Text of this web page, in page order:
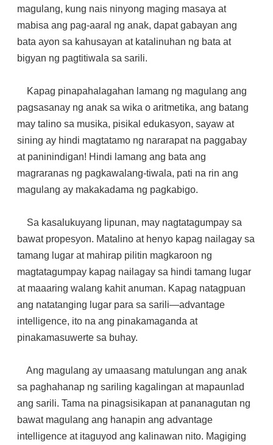
magulang, kung nais ninyong maging masaya at
mabisa ang pag-aaral ng anak, dapat gabayan ang
bata ayon sa kahusayan at katalinuhan ng bata at
bigyan ng pagtitiwala sa sarili.
Kapag pinapahalagahan lamang ng magulang ang
pagsasanay ng anak sa wika o aritmetika, ang batang
may talino sa musika, pisikal edukasyon, sayaw at
sining ay hindi magtatamo ng nararapat na paggabay
at paninindigan! Hindi lamang ang bata ang
magraranas ng pagkawalang-tiwala, pati na rin ang
magulang ay makakadama ng pagkabigo.
Sa kasalukuyang lipunan, may nagtatagumpay sa
bawat propesyon. Matalino at henyo kapag nailagay sa
tamang lugar at mahirap pilitin magkaroon ng
magtatagumpay kapag nailagay sa hindi tamang lugar
at maaaring walang kahit anuman. Kapag natagpuan
ang natatanging lugar para sa sarili—advantage
intelligence, ito na ang pinakamaganda at
pinakamasuwerte sa buhay.
Ang magulang ay umaasang matulungan ang anak
sa paghahanap ng sariling kagalingan at mapaunlad
ang sarili. Tama na pinagsisikapan at pananagutan ng
bawat magulang ang hanapin ang advantage
intelligence at itaguyod ang kalinawan nito. Magiging